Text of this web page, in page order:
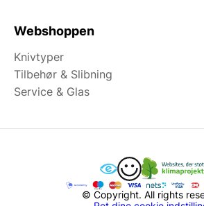
Webshoppen
Knivtyper
Tilbehør & Slibning
Service & Glas
© Copyright. All rights